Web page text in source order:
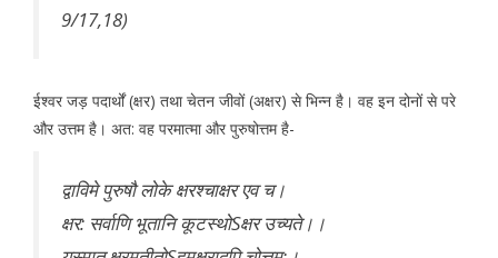
9/17,18)
ईश्वर जड़ पदार्थों (क्षर) तथा चेतन जीवों (अक्षर) से भिन्न है। वह इन दोनों से परे
और उत्तम है। अत: वह परमात्मा और पुरुषोत्तम है-
द्वाविमे पुरुषौ लोके क्षरश्चाक्षर एव च।
क्षर: सर्वाणि भूतानि कूटस्थोSक्षर उच्यते।।